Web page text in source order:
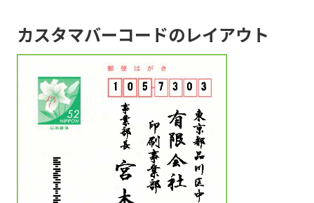
カスタマバーコードのレイアウト